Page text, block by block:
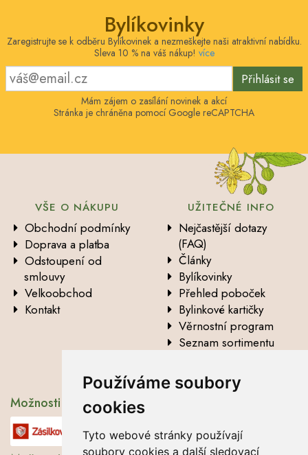
Používáme soubory
cookies
Tyto webové stránky používají
soubory cookies a další sledovací
Bylíkovinky
Zaregistrujte se k odběru Bylíkovinek a nezmeškejte naši atraktivní nabídku.
Sleva 10 % na váš nákup! více
Přihlásit se
Mám zájem o zasílání novinek a akcí
Stránka je chráněna pomocí Google reCAPTCHA
VŠE O NÁKUPU
Obchodní podmínky
Doprava a platba
Odstoupení od
smlouvy
Velkoobchod
Kontakt
UŽITEČNÉ INFO
Nejčastější dotazy
(FAQ)
Články
Bylíkovinky
Přehled poboček
Bylinkové kartičky
Věrnostní program
Seznam sortimentu
údajů
Možnosti dopravy